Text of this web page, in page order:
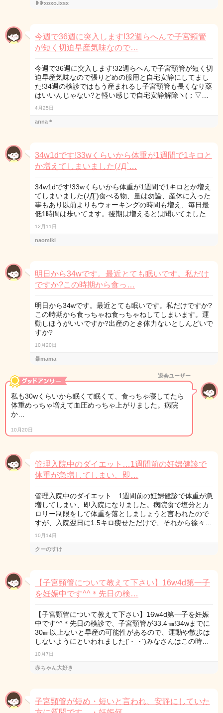
❥❥xoxo.ixsx
今週で36週に突入します!32週らへんで子宮頸管
が短く切迫早産気味なので…
今週で36週に突入します!32週らへんで子宮頸管が短く切
迫早産気味なので張りどめの服用と自宅安静にしてまし
た!34週の検診ではもう産まれるし子宮頸管も長くなり薬
はいいんじゃない?と軽い感じで自宅安静解除ヽ(；▽…
4月25日
anna＊
34w1dです!33wくらいから体重が1週間で1キロと
か増えてしまいました(ﾉД`…
34w1dです!33wくらいから体重が1週間で1キロとか増え
てしまいました(ﾉД`)食べる物、量は勿論、産休に入った
事もあり以前よりもウォーキングの時間も増え、毎日最
低1時間は歩いてます。後期は増えるとは聞いてました…
12月11日
naomiki
明日から34wです。最近とても眠いです。私だけ
ですか?この時期から食っ…
明日から34wです。最近とても眠いです。私だけですか?
この時期から食っちゃね食っちゃねしてしまいます。運
動しほうがいいですか?出産のとき体力ないとしんどいで
すか?
10月20日
暴mama
退会ユーザー
私も30wくらいから眠くて眠くて、食っちゃ寝してたら
体重めっちゃ増えて血圧めっちゃ上がりました。病院
か…
10月20日
管理入院中のダイエット…1週間前の妊婦健診で
体重が急増してしまい、即…
管理入院中のダイエット…1週間前の妊婦健診で体重が急
増してしまい、即入院になりました。病院食で塩分とカ
ロリー制限をして体重を落としましょうと言われたので
すが、入院翌日に1.5キロ痩せただけで、それから徐々…
10月14日
クーのすけ
【子宮頸管について教えて下さい】16w4d第一子
を妊娠中です^^＊先日の検…
【子宮頸管について教えて下さい】16w4d第一子を妊娠
中です^^＊先日の検診で、子宮頸管が33.4㎜!34wまでに
30㎜以上ないと早産の可能性があるので、運動や散歩は
しないようにといわれました(´･_･`)みなさんはこの時…
10月7日
赤ちゃん大好き
子宮頸管が短め・短いと言われ、安静にしていた